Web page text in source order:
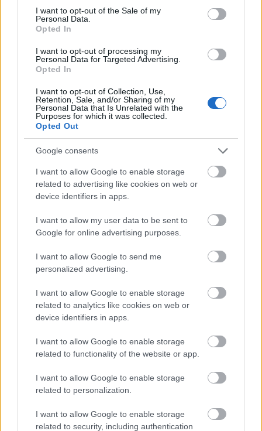
consent section.
I want to opt-out of the Sale of my
Personal Data.
Opted In
I want to opt-out of processing my
Personal Data for Targeted Advertising.
Opted In
I want to opt-out of Collection, Use,
Retention, Sale, and/or Sharing of my
Personal Data that Is Unrelated with the
Purposes for which it was collected.
Opted Out
Google consents
I want to allow Google to enable storage
related to advertising like cookies on web or
device identifiers in apps.
I want to allow my user data to be sent to
Google for online advertising purposes.
I want to allow Google to send me
personalized advertising.
I want to allow Google to enable storage
related to analytics like cookies on web or
device identifiers in apps.
I want to allow Google to enable storage
related to functionality of the website or app.
I want to allow Google to enable storage
related to personalization.
I want to allow Google to enable storage
related to security, including authentication
hétköznapok túlélésére, lehetséges megoldásokat a
személyközi konfliktusok kezelésére, vagy elviselhetővé
működő rendszer szerint zajlik, amelyben mindennek
értelme van: a szemét pénzre váltható, a pénz fél deci
megtisztulásra, de legalábbis feszültség-levezetésre.
Nyomorúságos, de szeretettel teli életük akkor vesz
hirtelen fordulatot, amikor a társadalmi szolidaritás, a
maga kegyetlen szenvtelenségével, érzéketlen
jóakarásával „segítségükre siet”. Ők ketten pedig
megkísérlik a lehetetlent: megőrizni az emberi
méltóságot, emelt fővel felállni az utolsó utáni
pillanatban is. A Himnusz hősei antihősök, akik
folyamatosan haladnak a szakadék felé, és egy idő után
egymást kiegyensúlyozva kerülhetik el a zuhanást.
jelmezek Szabó Anna munkáját dicsérik, az előadás
ügyelője és súgója Dobos Kata.